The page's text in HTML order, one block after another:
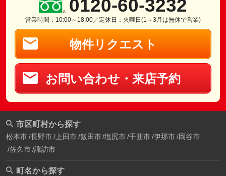
0120-60-3232
営業時間：10:00～18:00／定休日：火曜日(1～3月は無休で営業)
物件リクエスト
お問い合わせ・来店予約
市区町村から探す
松本市 長野市 上田市 飯田市 塩尻市 千曲市 伊那市 岡谷市
佐久市 諏訪市
町名から探す